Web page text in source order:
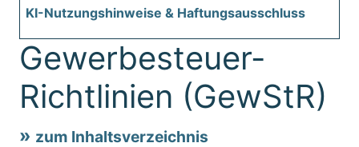
KI-Nutzungshinweise & Haftungsausschluss
Gewerbesteuer-
Richtlinien (GewStR)
zum Inhaltsverzeichnis